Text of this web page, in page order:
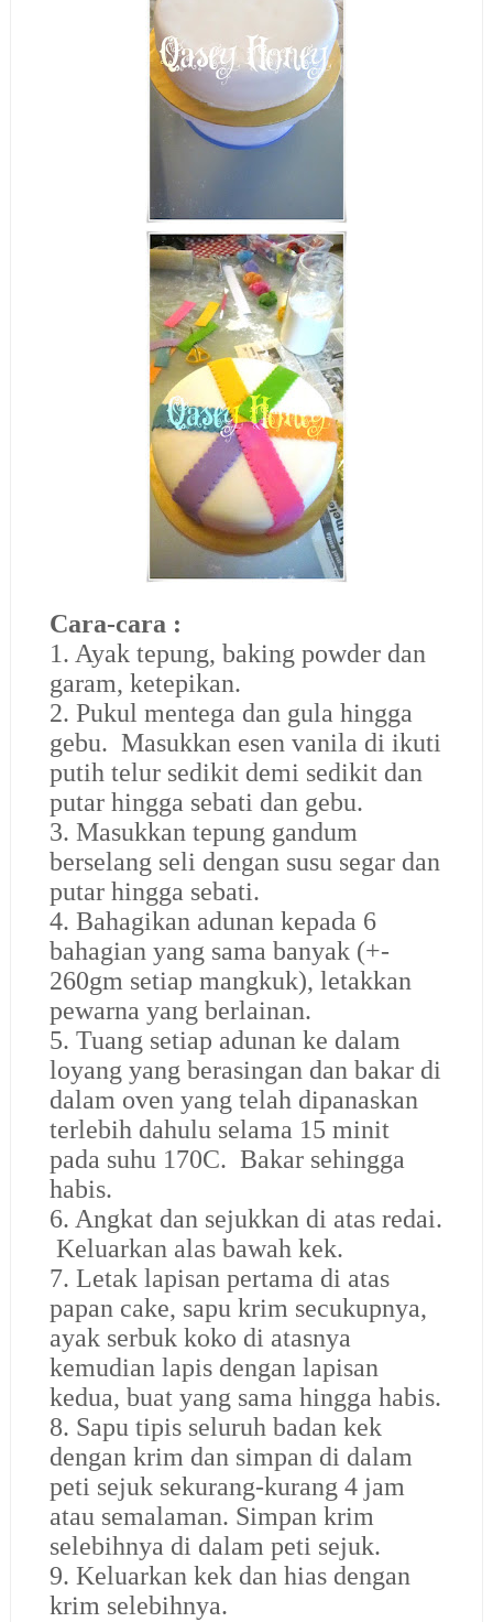
Cara-cara :
1. Ayak tepung, baking powder dan
garam, ketepikan.
2. Pukul mentega dan gula hingga
gebu. Masukkan esen vanila di ikuti
putih telur sedikit demi sedikit dan
putar hingga sebati dan gebu.
3. Masukkan tepung gandum
berselang seli dengan susu segar dan
putar hingga sebati.
4. Bahagikan adunan kepada 6
bahagian yang sama banyak (+-
260gm setiap mangkuk), letakkan
pewarna yang berlainan.
5. Tuang setiap adunan ke dalam
loyang yang berasingan dan bakar di
dalam oven yang telah dipanaskan
terlebih dahulu selama 15 minit
pada suhu 170C. Bakar sehingga
habis.
6. Angkat dan sejukkan di atas redai.
Keluarkan alas bawah kek.
7. Letak lapisan pertama di atas
papan cake, sapu krim secukupnya,
ayak serbuk koko di atasnya
kemudian lapis dengan lapisan
kedua, buat yang sama hingga habis.
8. Sapu tipis seluruh badan kek
dengan krim dan simpan di dalam
peti sejuk sekurang-kurang 4 jam
atau semalaman. Simpan krim
selebihnya di dalam peti sejuk.
9. Keluarkan kek dan hias dengan
krim selebihnya.